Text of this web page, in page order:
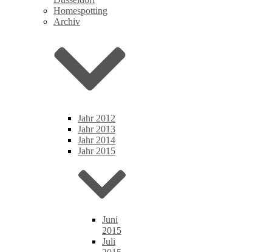
Homespotting
Archiv
Jahr 2012
Jahr 2013
Jahr 2014
Jahr 2015
Juni
2015
Juli